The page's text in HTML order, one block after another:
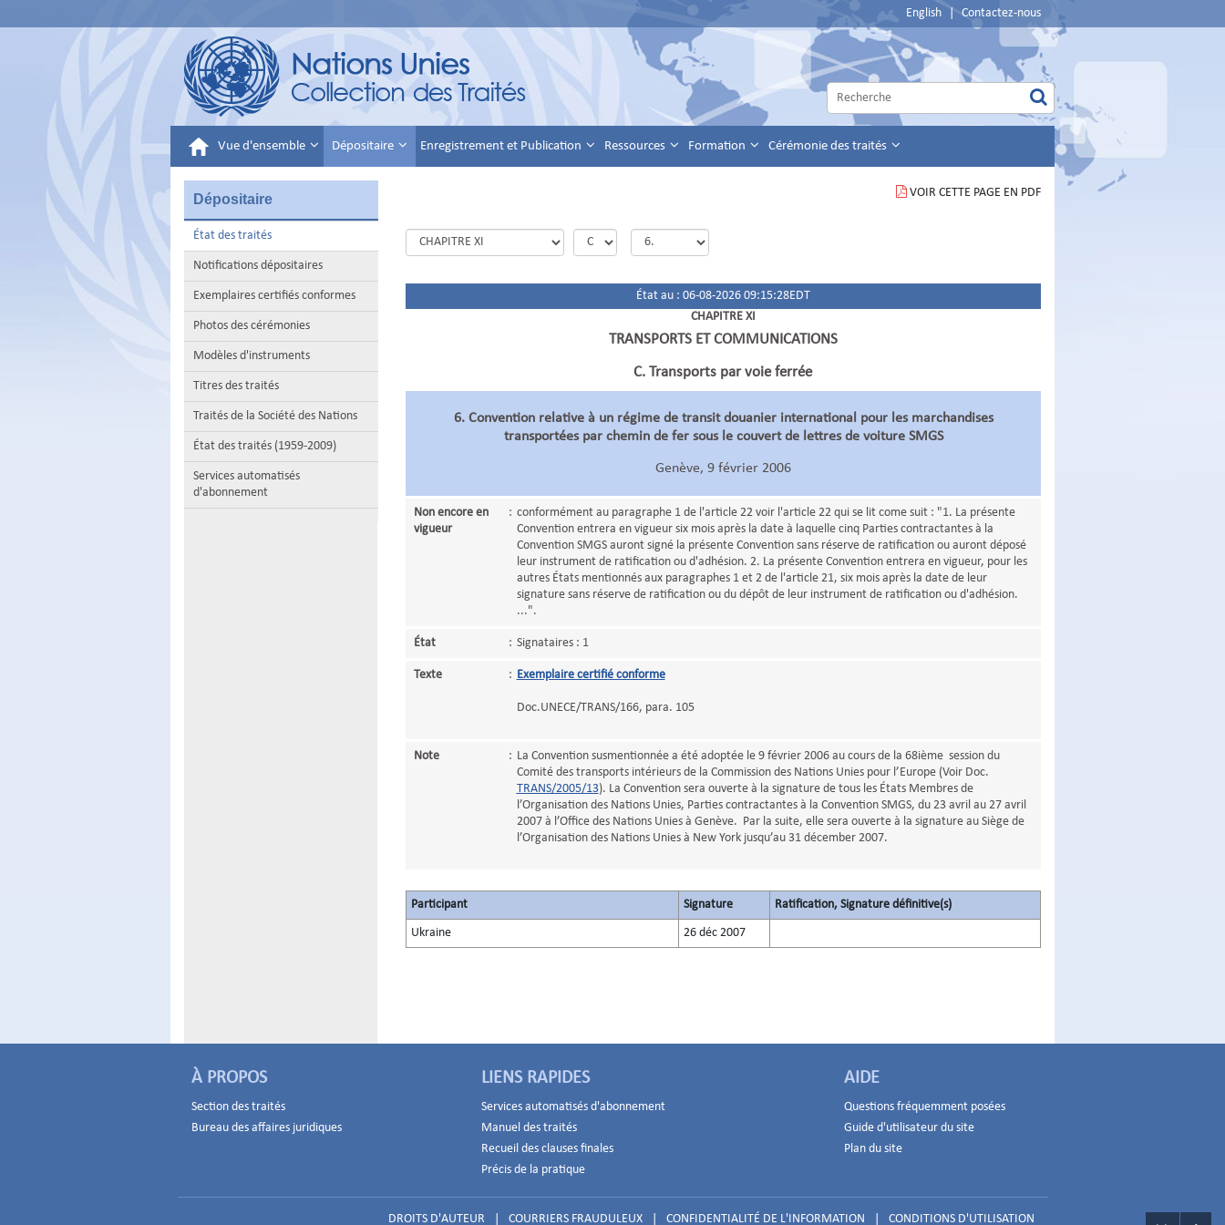
English | Contactez-nous
Vue d'ensemble Dépositaire Enregistrement et Publication Ressources Formation Cérémonie des traités
Dépositaire
État des traités
Notifications dépositaires
Exemplaires certifiés conformes
Photos des cérémonies
Modèles d'instruments
Titres des traités
Traités de la Société des Nations
État des traités (1959-2009)
Services automatisés
d'abonnement
VOIR CETTE PAGE EN PDF
État au : 06-08-2026 09:15:28EDT
CHAPITRE XI
TRANSPORTS ET COMMUNICATIONS
C. Transports par voie ferrée
6. Convention relative à un régime de transit douanier international pour les marchandises
transportées par chemin de fer sous le couvert de lettres de voiture SMGS
Genève, 9 février 2006
Non encore en
vigueur
: conformément au paragraphe 1 de l'article 22 voir l'article 22 qui se lit come suit : "1. La présente
Convention entrera en vigueur six mois après la date à laquelle cinq Parties contractantes à la
Convention SMGS auront signé la présente Convention sans réserve de ratification ou auront déposé
leur instrument de ratification ou d'adhésion. 2. La présente Convention entrera en vigueur, pour les
autres États mentionnés aux paragraphes 1 et 2 de l'article 21, six mois après la date de leur
signature sans réserve de ratification ou du dépôt de leur instrument de ratification ou d'adhésion.
...".
État : Signataires : 1
Texte : Exemplaire certifié conforme
Doc.UNECE/TRANS/166, para. 105
Note : La Convention susmentionnée a été adoptée le 9 février 2006 au cours de la 68ième session du
Comité des transports intérieurs de la Commission des Nations Unies pour l’Europe (Voir Doc.
TRANS/2005/13). La Convention sera ouverte à la signature de tous les États Membres de
l’Organisation des Nations Unies, Parties contractantes à la Convention SMGS, du 23 avril au 27 avril
2007 à l’Office des Nations Unies à Genève. Par la suite, elle sera ouverte à la signature au Siège de
l’Organisation des Nations Unies à New York jusqu’au 31 décember 2007.
Participant Signature Ratification, Signature définitive(s)
Ukraine 26 déc 2007
À PROPOS
Section des traités
Bureau des affaires juridiques
LIENS RAPIDES
Services automatisés d'abonnement
Manuel des traités
Recueil des clauses finales
Précis de la pratique
AIDE
Questions fréquemment posées
Guide d'utilisateur du site
Plan du site
DROITS D'AUTEUR COURRIERS FRAUDULEUX CONFIDENTIALITÉ DE L'INFORMATION CONDITIONS D'UTILISATION